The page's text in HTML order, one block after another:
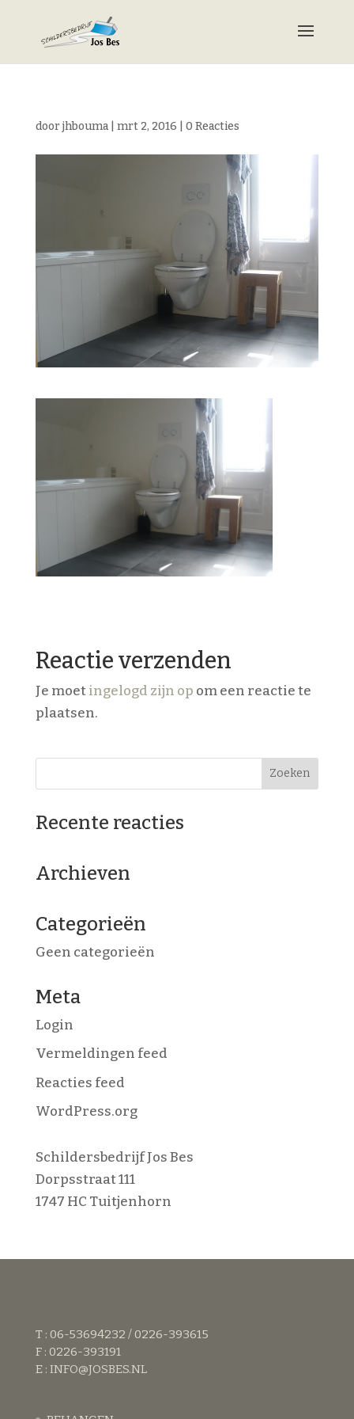
doorjhbouma| mrt 2, 2016 0 Reacties
Reactie verzenden
Je moetingelogd zijn op om een reactie te
plaatsen.
Recente reacties
Archieven
Categorieën
Geen categorieën
Meta
Login
Vermeldingen feed
Reacties feed
WordPress.org
Schildersbedrijf Jos Bes
Dorpsstraat 111
1747 HC Tuitjenhorn
T : 06-53694232 / 0226-393615
F : 0226-393191
E : INFO@JOSBES.NL